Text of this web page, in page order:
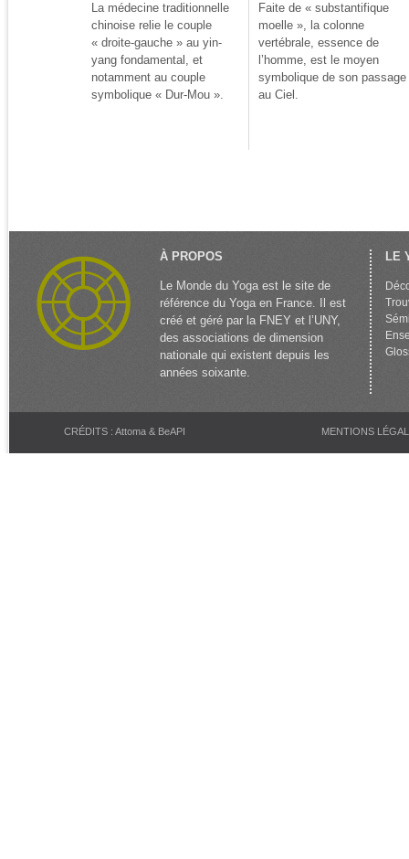
La médecine traditionnelle
chinoise relie le couple
« droite-gauche » au yin-
yang fondamental, et
notamment au couple
symbolique « Dur-Mou ».
Faite de « substantifique
moelle », la colonne
vertébrale, essence de
l’homme, est le moyen
symbolique de son passage
au Ciel.
À PROPOS
Le Monde du Yoga est le site de
référence du Yoga en France. Il est
créé et géré par la FNEY et l’UNY,
des associations de dimension
nationale qui existent depuis les
années soixante.
LE
CRÉDITS : Attoma & BeAPI MENTIONS